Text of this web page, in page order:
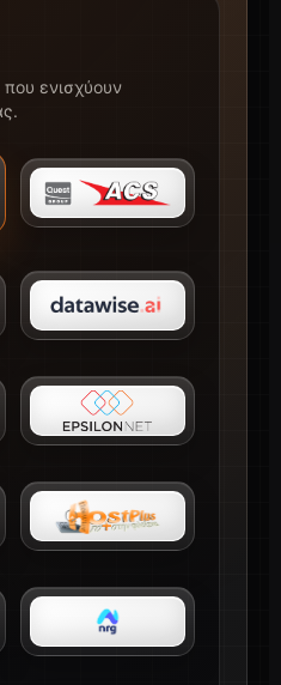
που ενισχύουν